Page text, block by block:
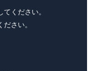
ください。
さい。